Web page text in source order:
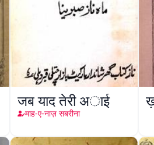
जब याद तेरी अाई
माह-ए-नाज़ सबरीना